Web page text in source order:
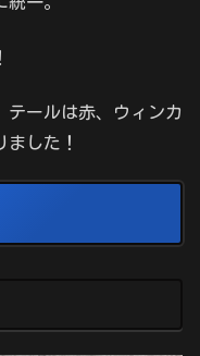
テールは赤、ウィンカ
した！